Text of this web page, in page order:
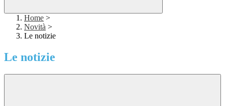
Home >
Novità >
Le notizie
Le notizie